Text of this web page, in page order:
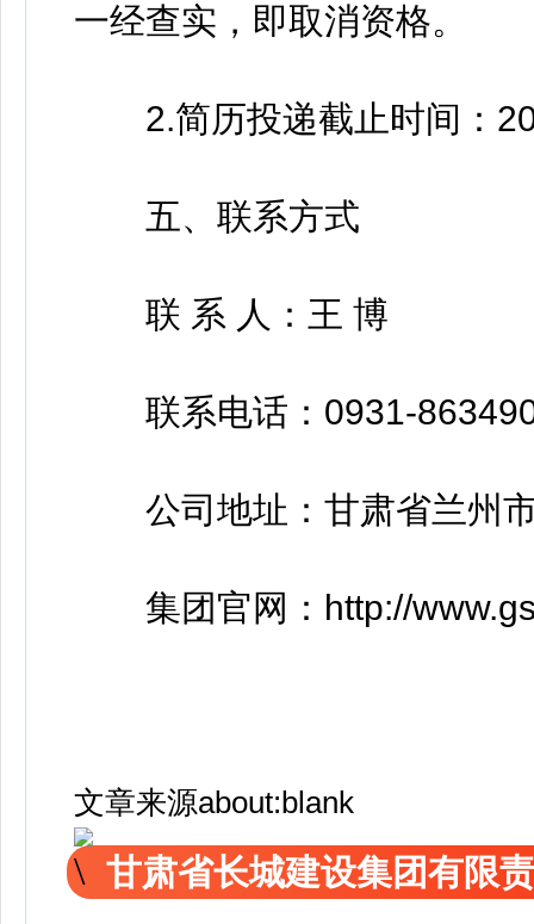
一经查实，即取消资格。
2.简历投递截止时间：
五、联系方式
联 系 人：王 博
联系电话：0931-
公司地址：甘肃省兰州市
集团官网：http://
文章来源about:blank
甘肃省长城建设集团有限